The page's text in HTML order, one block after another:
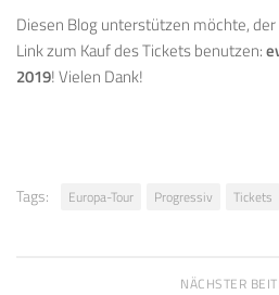
Diesen Blog unterstützen möchte,
Link zum Kauf des Tickets benutzen:
2019! Vielen Dank!
Tags: Europa-Tour Progressiv Tickets
NÄCHSTER